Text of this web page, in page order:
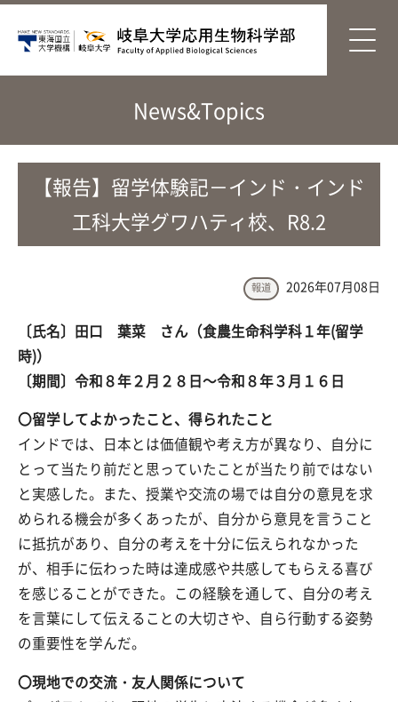
News&Topics
【報告】留学体験記－インド・インド
工科大学グワハティ校、R8.2
報道 2026年07月08日
〔氏名〕田口 葉菜 さん（食農生命科学科１年(留学
時)）
〔期間〕令和８年２月２８日～令和８年３月１６日
〇留学してよかったこと、得られたこと
インドでは、日本とは価値観や考え方が異なり、自分に
とって当たり前だと思っていたことが当たり前ではない
と実感した。また、授業や交流の場では自分の意見を求
められる機会が多くあったが、自分から意見を言うこと
に抵抗があり、自分の考えを十分に伝えられなかった
が、相手に伝わった時は達成感や共感してもらえる喜び
を感じることができた。この経験を通して、自分の考え
を言葉にして伝えることの大切さや、自ら行動する姿勢
の重要性を学んだ。
〇現地での交流・友人関係について